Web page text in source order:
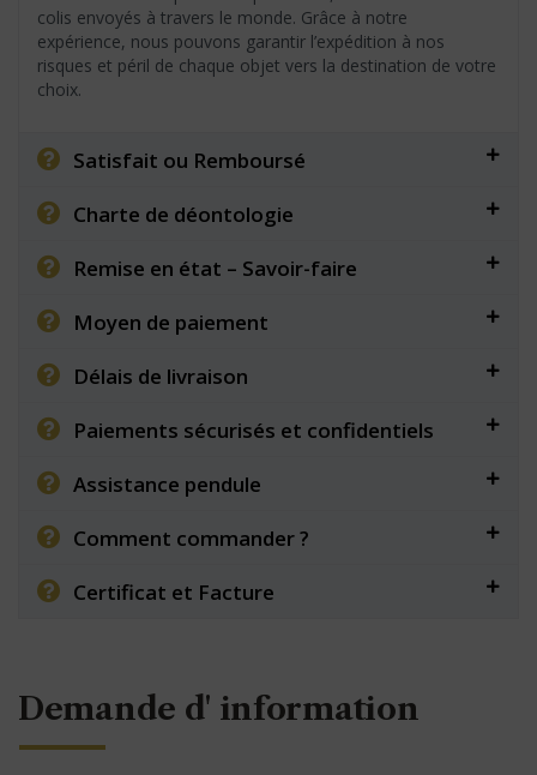
colis envoyés à travers le monde. Grâce à notre
expérience, nous pouvons garantir l’expédition à nos
risques et péril de chaque objet vers la destination de votre
choix.
Satisfait ou Remboursé
Charte de déontologie
Remise en état – Savoir-faire
Moyen de paiement
Délais de livraison
Paiements sécurisés et confidentiels
Assistance pendule
Comment commander ?
Certificat et Facture
Demande d' information